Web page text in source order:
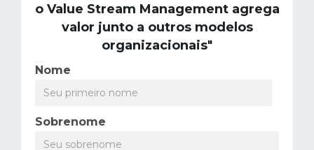
o Value Stream Management agrega
valor junto a outros modelos
organizacionais"
Nome
Sobrenome